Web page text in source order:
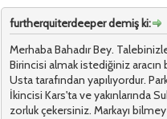
furtherquiterdeeper demiş ki:
Merhaba Bahadır Bey.
Birincisi almak istediğiniz aracın
Usta tarafından yapılıyordur.
İkincisi Kars'ta ve yakınlarında
zorluk çekersiniz. Markayı